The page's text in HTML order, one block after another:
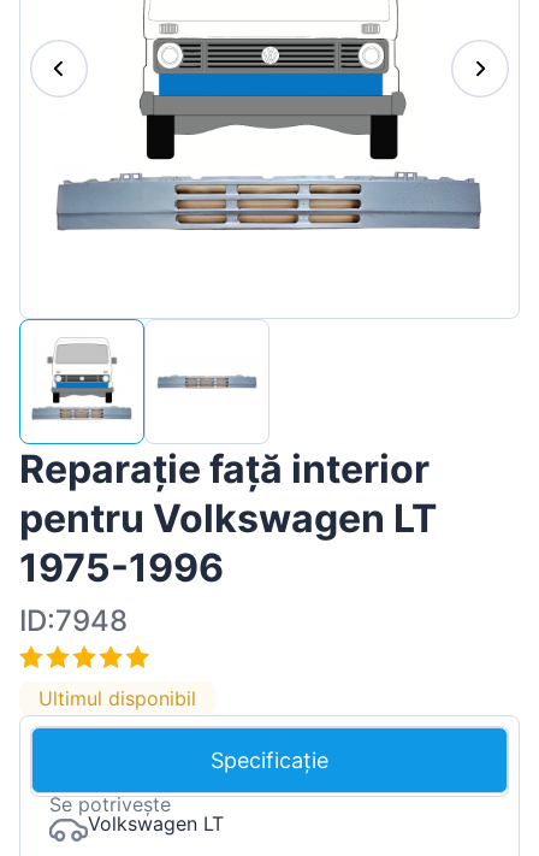
Lietuvių
Português
Latvian
Reparație față interior
pentru Volkswagen LT
1975-1996
ID:7948
Ultimul disponibil
Specificație
Se potrivește
Volkswagen LT